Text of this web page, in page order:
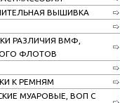
ВЫШИВКА
РАЗЛИЧИЯ ВМФ,
ФЛОТОВ
К РЕМНЯМ
МУАРОВЫЕ, ВОП С